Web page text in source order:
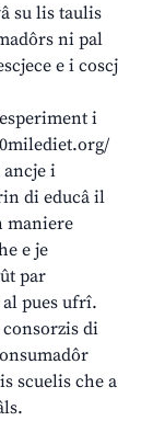
su lis taulis
ni pal
e i coscj
i
i
di educâ il
maniere
e je
par
pues ufrî.
consorzis di
scuelis che a